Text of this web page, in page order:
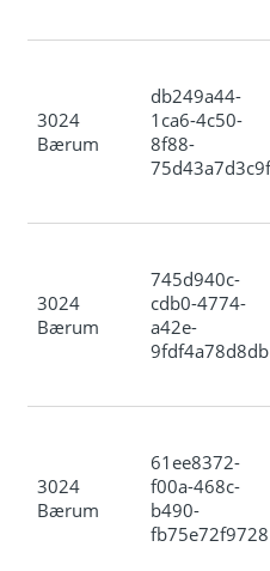
3024
Bærum
db249a44-
1ca6-4c50-
8f88-
75d43a7d3c9f
3024
Bærum
745d940c-
cdb0-4774-
a42e-
9fdf4a78d8db
3024
Bærum
61ee8372-
f00a-468c-
b490-
fb75e72f9728